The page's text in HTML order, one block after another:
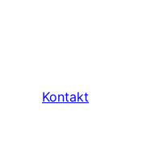
Kontakt